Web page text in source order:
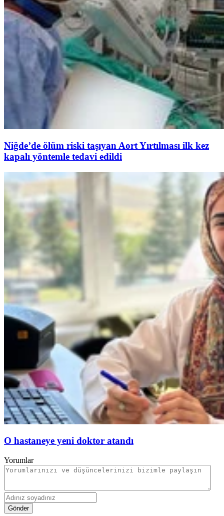
Niğde’de ölüm riski taşıyan Aort Yırtılması ilk kez
kapalı yöntemle tedavi edildi
O hastaneye yeni doktor atandı
Yorumlar
Gönder